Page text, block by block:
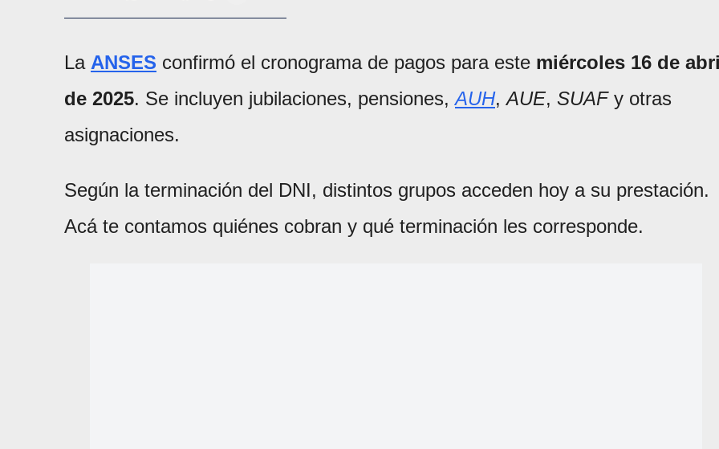
La ANSES confirmó el cronograma de pagos para este miércoles 16 de
de 2025. Se incluyen jubilaciones, pensiones,AUH,AUE, SUAFy otras
asignaciones.
Según la terminación del DNI, distintos grupos acceden hoy a su prestación.
Acá te contamos quiénes cobran y qué terminación les corresponde.